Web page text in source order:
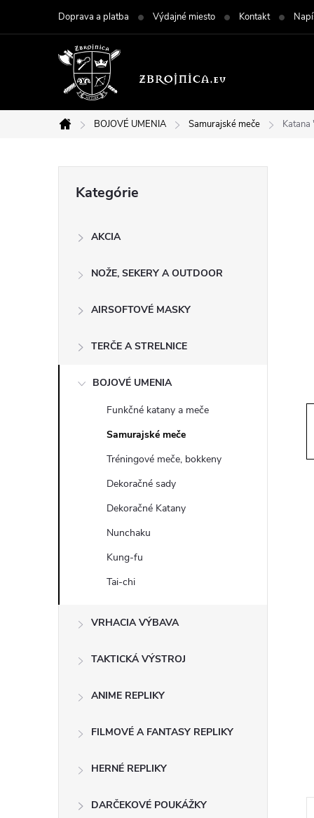
Doprava a platba Výdajné miesto Kontakt
Domov
BOJOVÉ UMENIA Samurajské meče Katana
p
kategórie
Kategórie
AKCIA
NOŽE, SEKERY A OUTDOOR
AIRSOFTOVÉ MASKY
TERČE A STRELNICE
BOJOVÉ UMENIA
Funkčné katany a meče
Samurajské meče
Tréningové meče, bokkeny
Dekoračné sady
Dekoračné Katany
Nunchaku
Kung-fu
Tai-chi
VRHACIA VÝBAVA
TAKTICKÁ VÝSTROJ
ANIME REPLIKY
FILMOVÉ A FANTASY REPLIKY
HERNÉ REPLIKY
DARČEKOVÉ POUKÁŽKY